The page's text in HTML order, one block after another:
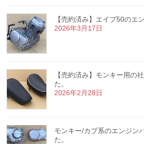
【売約済み】エイプ50のエ
2026年3月17日
【売約済み】モンキー用の
た。
2026年2月28日
モンキー/カブ系のエンジン
た。